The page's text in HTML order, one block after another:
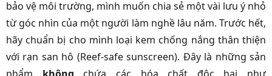
bảo vệ môi trường, mình muốn chia sẻ một vài lưu ý nhỏ
từ góc nhìn của một người làm nghề lâu năm. Trước hết,
hãy chuẩn bị cho mình loại kem chống nắng thân thiện
với rạn san hô (Reef-safe sunscreen). Đây là những sản